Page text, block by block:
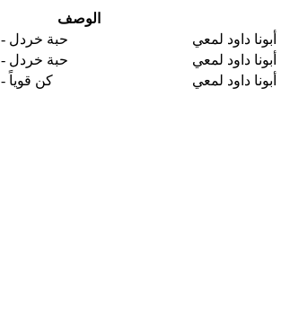
الوصف
حبة خردل - 2013 أبونا داود لمعي
حبة خردل - 2013 أبونا داود لمعي
كن قوياً - 2014 أبونا داود لمعي